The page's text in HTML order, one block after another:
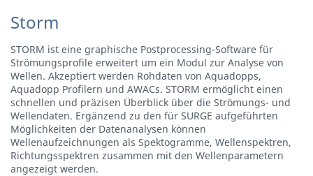
Storm
STORM ist eine graphische Postprocessing-Software für
Strömungsprofile erweitert um ein Modul zur Analyse von
Wellen. Akzeptiert werden Rohdaten von Aquadopps,
Aquadopp Profilern und AWACs. STORM ermöglicht einen
schnellen und präzisen Überblick über die Strömungs- und
Wellendaten. Ergänzend zu den für SURGE aufgeführten
Möglichkeiten der Datenanalysen können
Wellenaufzeichnungen als Spektogramme, Wellenspektren,
Richtungsspektren zusammen mit den Wellenparametern
angezeigt werden.